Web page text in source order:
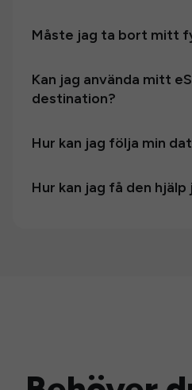
Måste jag ta bort mitt
Kan jag använda mitt
destination?
Hur kan jag följa min
Hur kan jag få den